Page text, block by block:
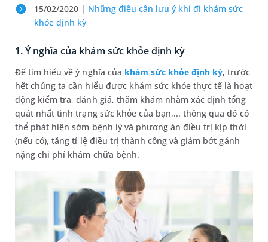
15/02/2020 | Những điều cần lưu ý khi đi khám sức
khỏe định kỳ
1. Ý nghĩa của khám sức khỏe định kỳ
Để tìm hiểu về ý nghĩa của khám sức khỏe định kỳ, trước
hết chúng ta cần hiểu được khám sức khỏe thực tế là hoạt
động kiểm tra, đánh giá, thăm khám nhằm xác định tổng
quát nhất tình trạng sức khỏe của bạn,... thông qua đó có
thể phát hiện sớm bệnh lý và phương án điều trị kịp thời
(nếu có), tăng tỉ lệ điều trị thành công và giảm bớt gánh
nặng chi phí khám chữa bệnh.